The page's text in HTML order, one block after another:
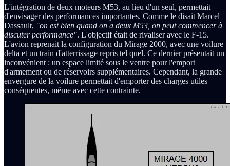
L'intégration de deux moteurs M53, au lieu d'un seul, permettait
d'envisager des performances importantes. Comme le disait Marcel
Dassault, "on est bien quand on a deux M53, on peut commencer à
discuter performance". L'objectif était de rivaliser avec le F-15.
L'avion reprenait la configuration du Mirage 2000, avec une voilure
delta et un train d'atterrissage repris tel quel. Ce dernier présentait un
inconvénient : un espace limité sous le ventre pour l'emport
d'armement ou de réservoirs supplémentaires. Cependant, la grande
envergure de la voilure permettait d'emporter des charges utiles
conséquentes, même avec cette contrainte.